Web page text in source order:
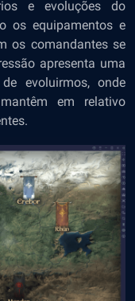
e evoluções do
os equipamentos e
os comandantes se
apresenta uma
evoluirmos, onde
em relativo